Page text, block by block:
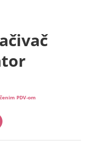
PDV-om